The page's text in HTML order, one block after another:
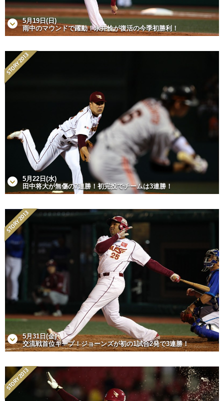
5月19日(日)
雨中のマウンドで躍動！永井怜が復活の今季初勝利！
5月22日(水)
田中将大が無傷の7連勝！初完投でチームは3連勝！
5月31日(金)
交流戦首位キープ！ジョーンズが初の1試合2発で3連勝！